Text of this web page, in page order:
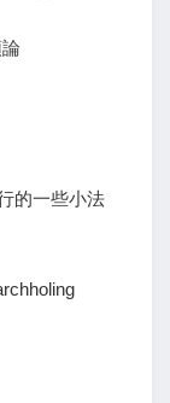
的一些小法